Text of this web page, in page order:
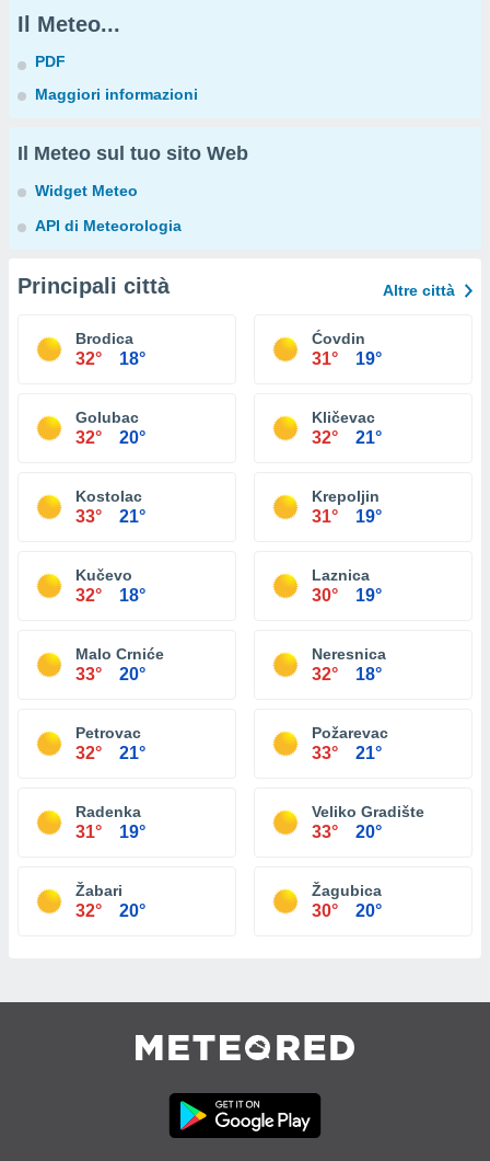
Il Meteo...
PDF
Maggiori informazioni
Il Meteo sul tuo sito Web
Widget Meteo
API di Meteorologia
Principali città Altre città
Brodica
32° 18°
Ćovdin
31° 19°
Golubac
32° 20°
Kličevac
32° 21°
Kostolac
33° 21°
Krepoljin
31° 19°
Kučevo
32° 18°
Laznica
30° 19°
Malo Crniće
33° 20°
Neresnica
32° 18°
Petrovac
32° 21°
Požarevac
33° 21°
Radenka
31° 19°
Veliko Gradište
33° 20°
Žabari
32° 20°
Žagubica
30° 20°